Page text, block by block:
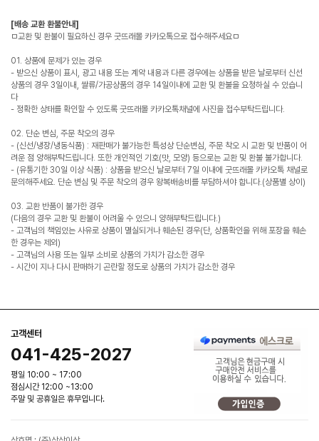
[배송 교환 환불안내]
ㅁ교환 및 환불이 필요하신 경우 굿뜨래몰 카카오톡으로 접수해주세요ㅁ
01. 상품에 문제가 있는 경우
- 받으신 상품이 표시, 광고 내용 또는 계약 내용과 다른 경우에는 상품을 받은 날로부터 신선
상품의 경우 3일이내, 쌀류/가공상품의 경우 14일이내에 교환 및 환불을 요청하실 수 있습니
다
- 정확한 상태를 확인할 수 있도록 굿뜨래몰 카카오톡채널에 사진을 접수부탁드립니다.
02. 단순 변심, 주문 착오의 경우
- (신선/냉장/냉동식품) : 재판매가 불가능한 특성상 단순변심, 주문 착오 시 교환 및 반품이 어
려운 점 양해부탁드립니다. 또한 개인적인 기호(맛, 모양) 등으로는 교환 및 환불 불가합니다.
- (유통기한 30일 이상 식품) : 상품을 받으신 날로부터 7일 이내에 굿뜨래몰 카카오톡 채널로
문의해주세요. 단순 변심 및 주문 착오의 경우 왕복배송비를 부담하셔야 합니다.(상품별 상이)
03. 교환 반품이 불가한 경우
(다음의 경우 교환 및 환불이 어려울 수 있으니 양해부탁드립니다.)
- 고객님의 책임있는 사유로 상품이 멸실되거나 훼손된 경우(단, 상품확인을 위해 포장을 훼손
한 경우는 제외)
- 고객님의 사용 또는 일부 소비로 상품의 가치가 감소한 경우
- 시간이 지나 다시 판매하기 곤란할 정도로 상품의 가치가 감소한 경우
고객센터
041-425-2027
평일 10:00 ~ 17:00
점심시간 12:00 ~13:00
주말 및 공휴일은 휴무입니다.